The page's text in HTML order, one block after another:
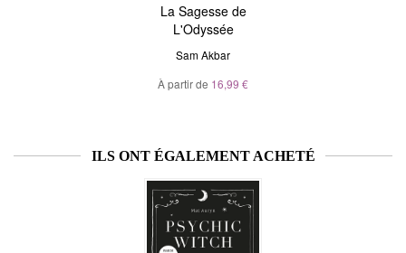
La Sagesse de
L'Odyssée
Sam Akbar
À partir de 16,99 €
ILS ONT ÉGALEMENT ACHETÉ